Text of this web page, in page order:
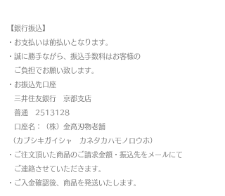
【銀行振込】
・お支払いは前払いとなります。
・ 誠に勝手ながら、振込手数料はお客様の
ご負担でお願い致します。
・お振込先口座
三井住友銀行 京都支店
普通 2513128
口座名：（株）金高刃物老舗
（カブシキガイシャ カネタカハモノロウホ）
・ご注文頂いた商品のご請求金額・振込先をメールにて
ご連絡させていただきます。
・ご入金確認後、商品を発送いたします。